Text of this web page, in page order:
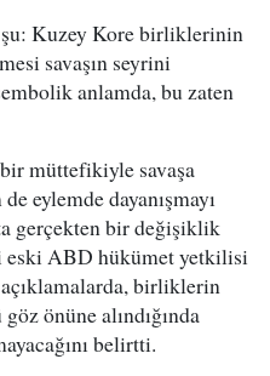
Kuzey Kore birliklerinin
savaşın seyrini
anlamda, bu zaten
müttefikiyle savaşa
eylemde dayanışmayı
gerçekten bir değişiklik
eski ABD hükümet yetkilisi
birliklerin
önüne alındığında
belirtti.